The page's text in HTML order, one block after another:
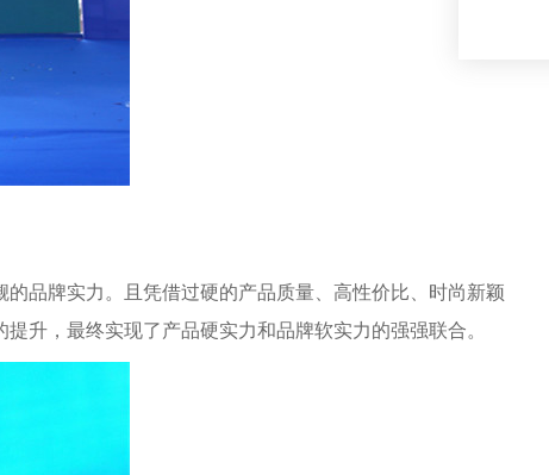
品牌实力。且凭借过硬的产品质量、高性价比、时尚新颖
升，最终实现了产品硬实力和品牌软实力的强强联合。